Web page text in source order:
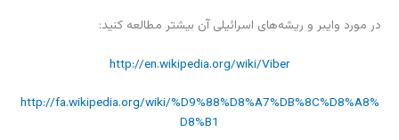
در مورد وایبر و ریشه‌های اسرائیلی آن بیشتر مطالعه کنید:
http://en.wikipedia.org/wiki/Viber
http://fa.wikipedia.org/wiki/%D9%88%D8%A7%DB%8C%D8%A8%
D8%B1